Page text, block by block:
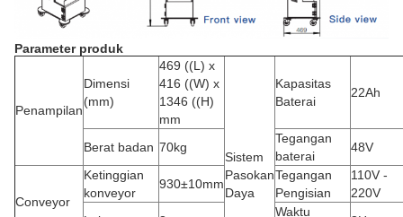
Parameter produk
Penampilan
Dimensi
(mm)
469 ((L) x
416 ((W) x
1346 ((H)
mm
Sistem
Pasokan
Daya
Kapasitas
Baterai
22Ah
Berat badan 70kg
Tegangan
baterai
48V
Conveyor
Ketinggian
konveyor
930±10mm
Tegangan
Pengisian
110V -
220V
Waktu